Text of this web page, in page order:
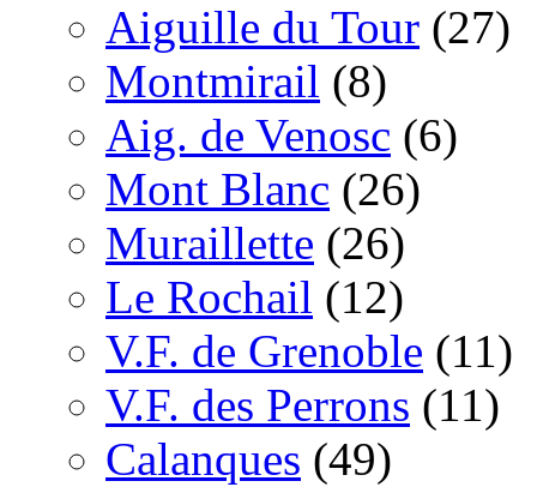
Aiguille du Tour (27)
Montmirail (8)
Aig. de Venosc (6)
Mont Blanc (26)
Muraillette (26)
Le Rochail (12)
V.F. de Grenoble (11)
V.F. des Perrons (11)
Calanques (49)